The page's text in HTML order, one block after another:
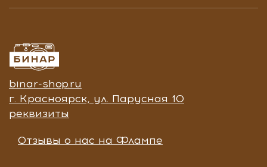
binar-shop.ru
г. Красноярск, ул. Парусная 10
реквизиты
Отзывы о нас на Флампе